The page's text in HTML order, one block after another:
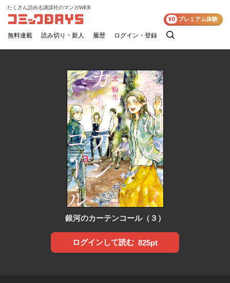
コミックDAYS
たくさん読める講談社のマンガWEB
無料連載 読み切り・新人 履歴 ログイン・登録
検
¥0 プレミアム体験
銀河のカーテンコール（３）
ログインして読む 825pt